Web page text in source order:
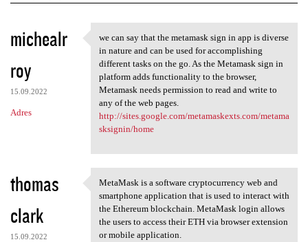
K
o
m
e
n
z
michealr
roy
15.09.2022
Adres
we can say that the metamask
we can say that the metamask sign in app is diverse
in nature and can be used for accomplishing
different tasks on the go. As the Metamask sign in
platform adds functionality to the browser,
Metamask needs permission to read and write to
any of the web pages.
http://sites.google.com/metamaskexts.com/metama
sksignin/home
thomas
clark
15.09.2022
MetaMask is a software
MetaMask is a software cryptocurrency web and
smartphone application that is used to interact with
the Ethereum blockchain. MetaMask login allows
the users to access their ETH via browser extension
or mobile application.